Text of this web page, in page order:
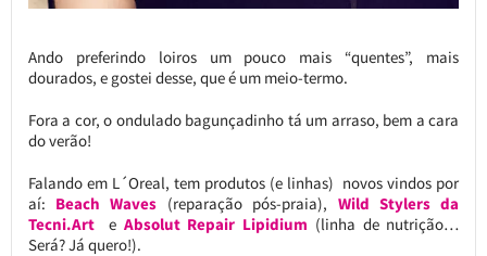
Ando preferindo loiros um pouco mais “quentes”, mais
dourados, e gostei desse, que é um meio-termo.
Fora a cor, o ondulado bagunçadinho tá um arraso, bem a cara
do verão!
Falando em L´Oreal, tem produtos (e linhas) novos vindos por
aí: Beach Waves (reparação pós-praia), Wild Stylers da
Tecni.Arte Absolut Repair Lipidium (linha de nutrição…
Será? Já quero!).